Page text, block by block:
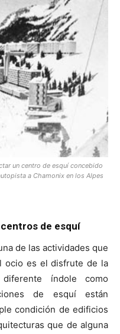
un centro de esquí concebido
a Chamonix en los Alpes
de esquí
de las actividades que
ocio es el disfrute de la
diferente índole como
de esquí están
condición de edificios
que de alguna